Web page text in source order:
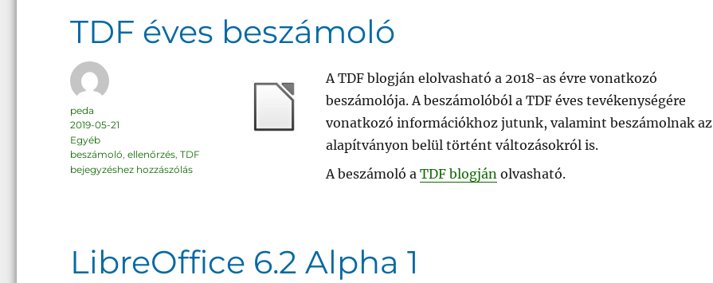
TDF éves beszámoló
A TDF blogján elolvasható a 2018-as évre vonatkozó
beszámolója. A beszámolóból a TDF éves tevékenységére
vonatkozó információkhoz jutunk, valamint beszámolnak az
alapítványon belül történt változásokról is.
A beszámoló a TDF blogján olvasható.
Szerző
peda
Közzétéve
2019-05-21
Kategória
Egyéb
Címke
beszámoló,ellenőrzés,TDF
TDF
éves
bejegyzéshez hozzászólás
LibreOffice 6.2 Alpha 1